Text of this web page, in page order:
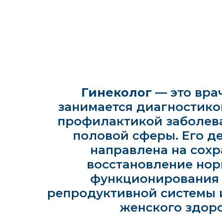
Гинеколог — это
занимается
профилактикой
половой сферы. Его
направлена на
восстановление
репродуктивной
женского